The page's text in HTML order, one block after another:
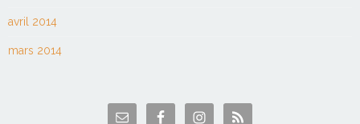
avril 2014
mars 2014